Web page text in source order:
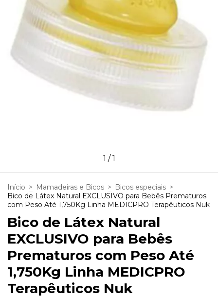
1 /1
Início > Mamadeiras e Bicos > Bicos especiais >
Bico de Látex Natural EXCLUSIVO para Bebês Prematuros
com Peso Até 1,750Kg Linha MEDICPRO Terapêuticos Nuk
Bico de Látex Natural
EXCLUSIVO para Bebês
Prematuros com Peso Até
1,750Kg Linha MEDICPRO
Terapêuticos Nuk